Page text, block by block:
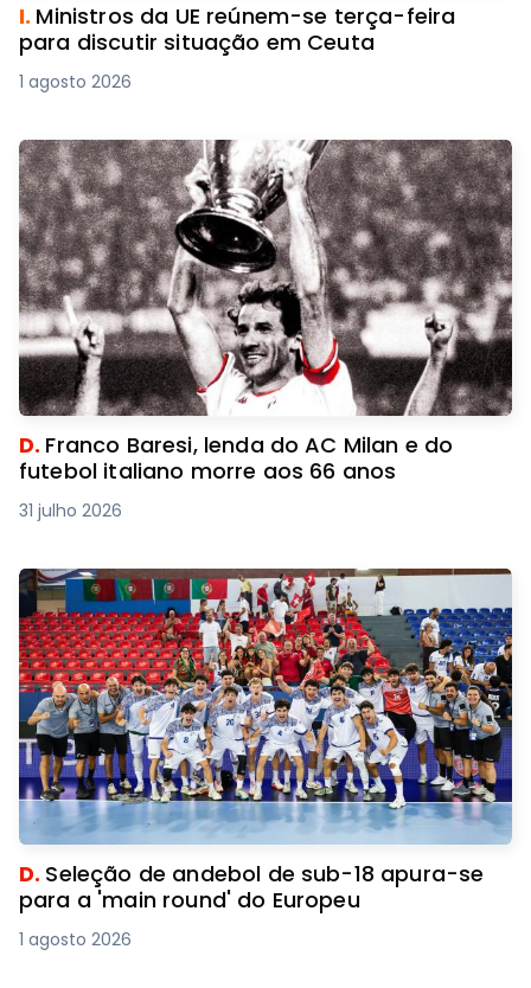
I. Ministros da UE reúnem-se terça-feira
para discutir situação em Ceuta
1 agosto 2026
D. Franco Baresi, lenda do AC Milan e do
futebol italiano morre aos 66 anos
31 julho 2026
D. Seleção de andebol de sub-18 apura-se
para a 'main round' do Europeu
1 agosto 2026